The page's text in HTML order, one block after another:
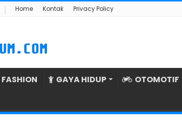
Home Kontak Privacy Policy
FASHION GAYA HIDUP OTOMOTIF